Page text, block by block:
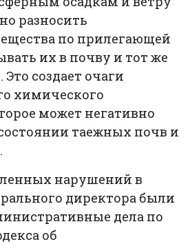
разносить
по прилегающей
их в почву и тот же
создает очаги
химического
может негативно
таежных почв и
нарушений в
директора были
дела по
об